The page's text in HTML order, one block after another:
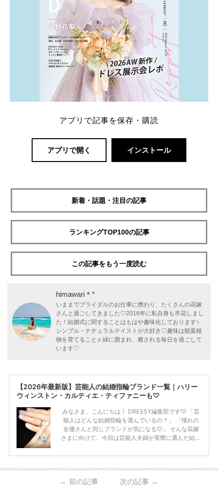
アプリで記事を保存・購読
アプリで開く インストール
新着・話題・注目の記事
ランキングTOP100の記事
この記事をもう一度読む
himawari＊*
いままでブライダルのお仕事に携わり、たくさんの花嫁
さんと過ごしてきました♡2016年に私自身も卒花しまし
た！結婚式に関することはもはや趣味化しております✨
シンプル・ナチュラルテイストが大好き♡趣味は観葉植
物を育てること♬緑に囲まれ、癒される毎日を過ごして
います♡
【2026年最新版】芸能人の結婚指輪ブランド一覧｜ハリー
ウィンストン・カルティエ・ティファニーも♡
みなさま、こんにちは！ DRESSY編集部です♡ 「芸
能人はどんな結婚指輪を選んでいるの？」 「憧れの
女優さんと同じブランドが気になる♡」 そんな花嫁
さまに向けて、今回は芸能人夫婦が実際に選んだ結婚
ーウィンストンやカルティエ、ティファニーなど世界
日本で人気のブランドまで幅広くご紹介。 さらに、
・愛用している芸能人夫婦 ・リングの特徴や魅力 ・
← 前の記事 次の記事 →